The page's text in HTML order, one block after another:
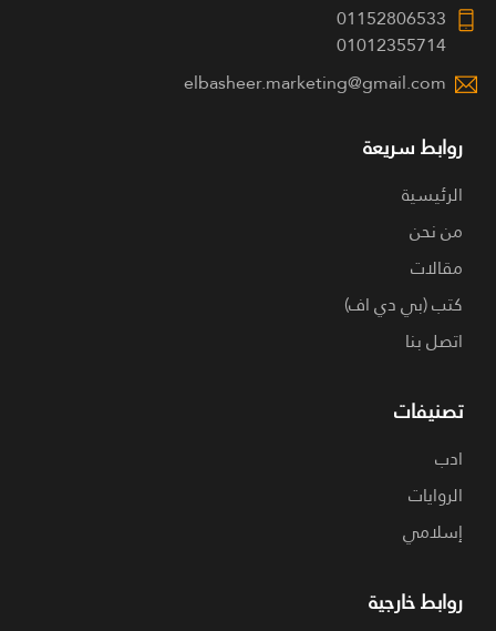
01152806533
01012355714
elbasheer.marketing@gmail.com
روابط سريعة
الرئيسية
من نحن
مقالات
كتب (بي دي اف)
اتصل بنا
تصنيفات
ادب
الروايات
إسلامي
روابط خارجية